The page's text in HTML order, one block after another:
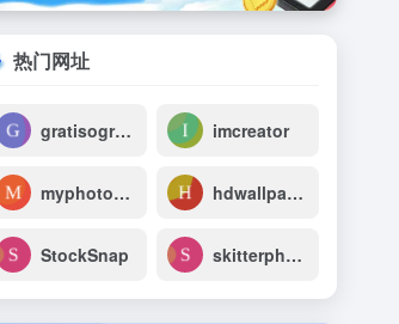
热门网址
gratisography imcreator
myphotopack hdwallpapers
StockSnap skitterphoto